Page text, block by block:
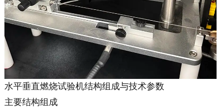
水平垂直燃烧试验机结构组成与技术参数
主要结构组成